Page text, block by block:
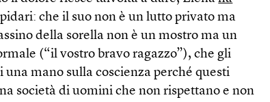
che il suo non è un lutto privato ma
della sorella non è un mostro ma un
(“il vostro bravo ragazzo”), che gli
mano sulla coscienza perché questi
società di uomini che non rispettano e non